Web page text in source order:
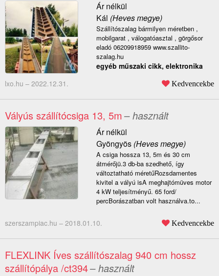
Ár nélkül
Kál (Heves megye)
Szállítószalag bármilyen méretben ,
mobilgarat , válogatóasztal , görgősor
eladó 06209918959 www.szallito-
szalag.hu
egyéb műszaki cikk, elektronika
lxo.hu – 2022.12.31. Kedvencekbe
Vályús szállítócsiga 13, 5m– használt
Ár nélkül
Gyöngyös(Heves megye)
A csiga hossza 13, 5m és 30 cm
átmérőjü.3 db-ba szedhető, így
változtatható méretűRozsdamentes
kivitel a vályú isA meghajtómüves motor
4 kW teljesítményű. 65 ford/
percBorászatban volt használva.to...
szerszampiac.hu – 2018.01.10. Kedvencekbe
FLEXLINK Íves szállítószalag 940 cm hossz
szállítópálya /ct394– használt